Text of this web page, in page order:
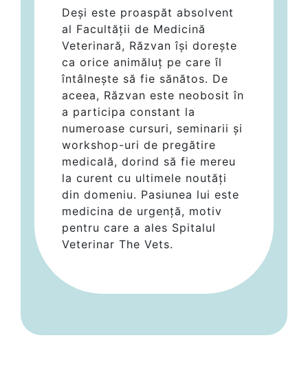
Deși este proaspăt absolvent
al Facultății de Medicină
Veterinară, Răzvan își dorește
ca orice animăluț pe care îl
întâlnește să fie sănătos. De
aceea, Răzvan este neobosit în
a participa constant la
numeroase cursuri, seminarii și
workshop-uri de pregătire
medicală, dorind să fie mereu
la curent cu ultimele noutăți
din domeniu. Pasiunea lui este
medicina de urgență, motiv
pentru care a ales Spitalul
Veterinar The Vets.